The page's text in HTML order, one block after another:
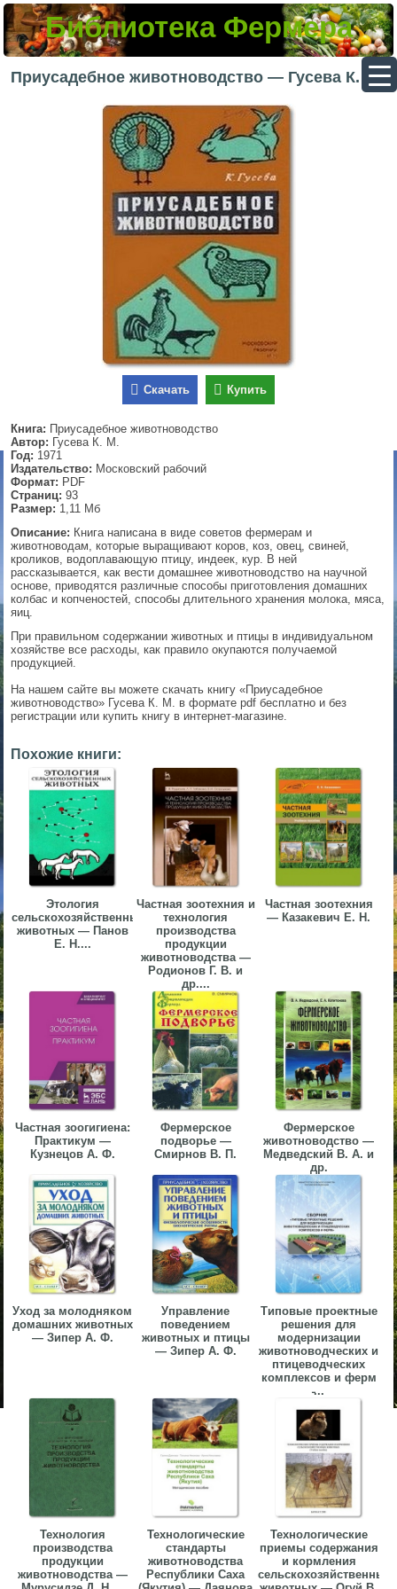
Библиотека Фермера
Приусадебное животноводство — Гусева К. М.
Скачать Купить
Книга: Приусадебное животноводство
Автор: Гусева К. М.
Год: 1971
Издательство: Московский рабочий
Формат: PDF
Страниц: 93
Размер: 1,11 Мб
Описание: Книга написана в виде советов фермерам и
животноводам, которые выращивают коров, коз, овец, свиней,
кроликов, водоплавающую птицу, индеек, кур. В ней
рассказывается, как вести домашнее животноводство на научной
основе, приводятся различные способы приготовления домашних
колбас и копченостей, способы длительного хранения молока, мяса,
яиц.
При правильном содержании животных и птицы в индивидуальном
хозяйстве все расходы, как правило окупаются получаемой
продукцией.
На нашем сайте вы можете скачать книгу «Приусадебное
животноводство» Гусева К. М. в формате pdf бесплатно и без
регистрации или купить книгу в интернет-магазине.
Похожие книги:
Этология
сельскохозяйственных
животных — Панов
Е. Н....
Частная зоотехния и
технология
производства
продукции
животноводства —
Родионов Г. В. и
др....
Частная зоотехния
— Казакевич Е. Н.
Частная зоогигиена:
Практикум —
Кузнецов А. Ф.
Фермерское
подворье —
Смирнов В. П.
Фермерское
животноводство —
Медведский В. А. и
др.
Уход за молодняком
домашних животных
— Зипер А. Ф.
Управление
поведением
животных и птицы
— Зипер А. Ф.
Типовые проектные
решения для
модернизации
животноводческих и
птицеводческих
комплексов и ферм
̵...
Технология
производства
продукции
животноводства —
Технологические
стандарты
животноводства
Республики Саха
Технологические
приемы содержания
и кормления
сельскохозяйственных
▼
▼
▼
▼
▼